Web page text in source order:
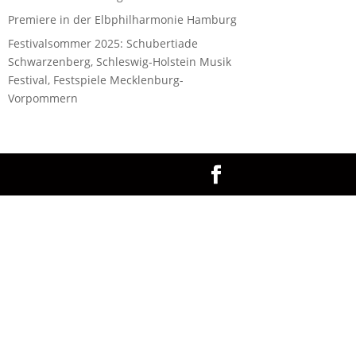
Premiere in der Elbphilharmonie Hamburg
Festivalsommer 2025: Schubertiade
Schwarzenberg, Schleswig-Holstein Musik
Festival, Festspiele Mecklenburg-
Vorpommern